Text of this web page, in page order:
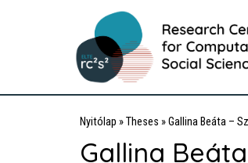
Nyitólap »Theses »Gallina Beáta –
Gallina